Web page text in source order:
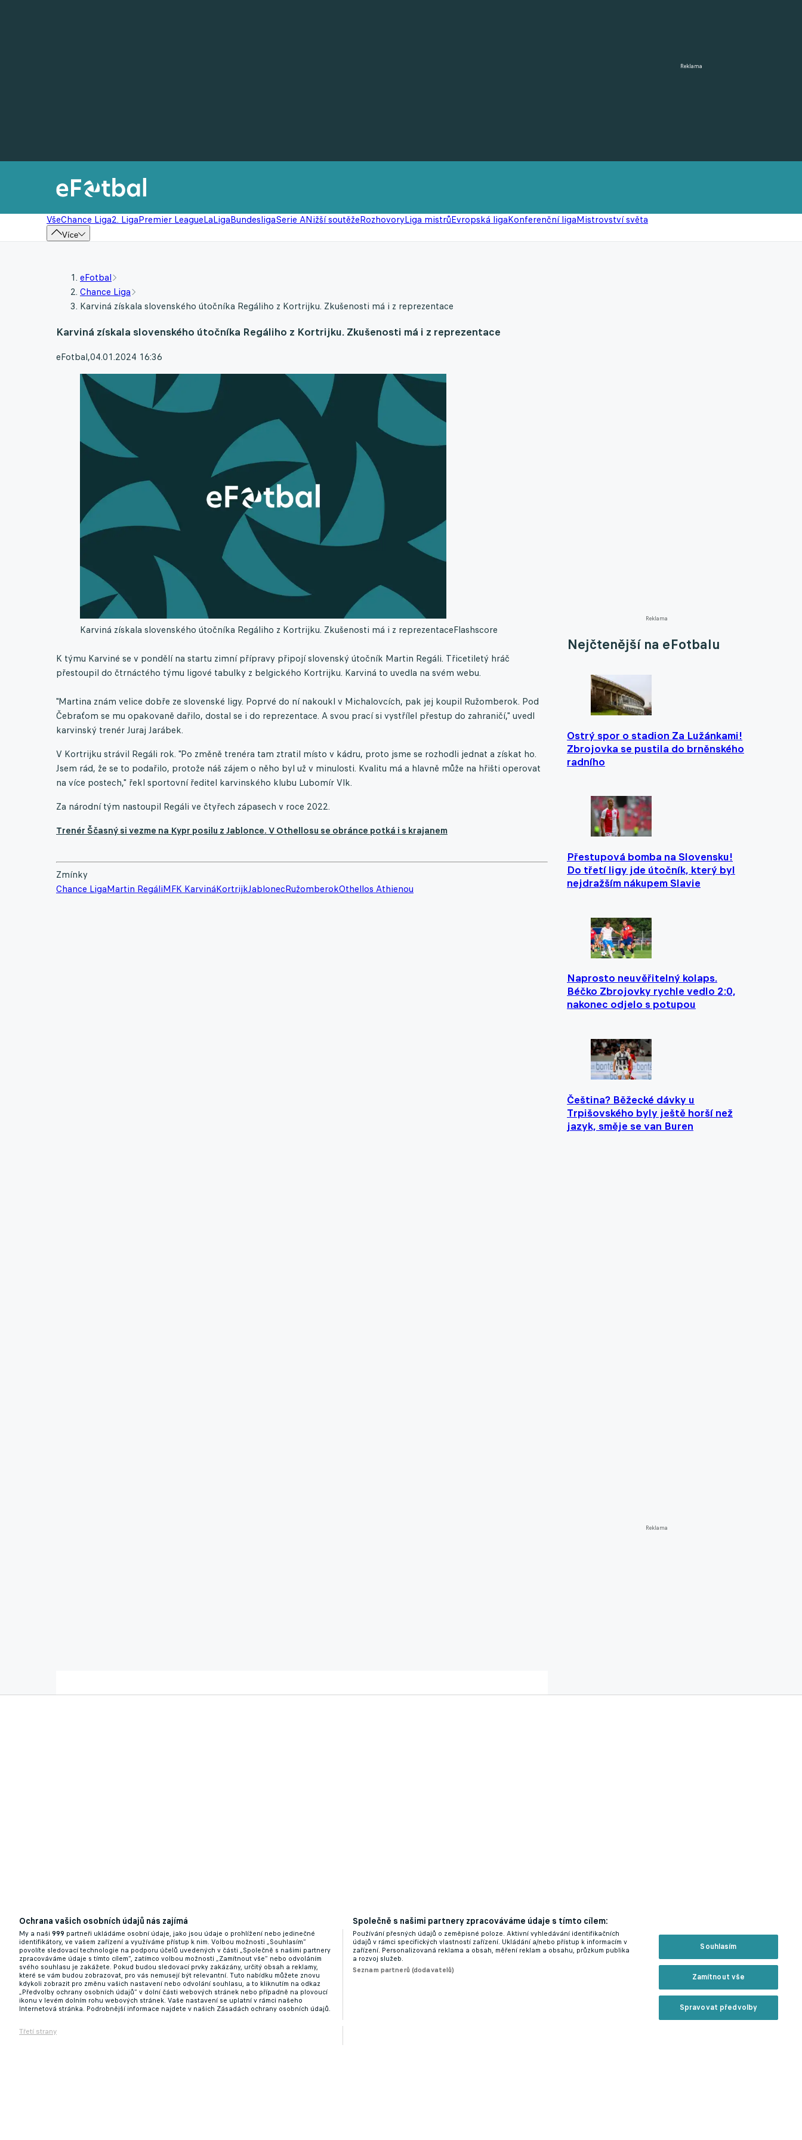
Reklama
VšeChance Liga2. LigaPremier LeagueLaLigaBundesligaSerie ANižší soutěžeRozhovoryLiga mistrůEvropská ligaKonferenční ligaMistrovství světa
Více
Reklama
Nejčtenější na eFotbalu
Ostrý spor o stadion Za Lužánkami!
Zbrojovka se pustila do brněnského
radního
Přestupová bomba na Slovensku!
Do třetí ligy jde útočník, který byl
nejdražším nákupem Slavie
Naprosto neuvěřitelný kolaps.
Béčko Zbrojovky rychle vedlo 2:0,
nakonec odjelo s potupou
Čeština? Běžecké dávky u
Trpišovského byly ještě horší než
jazyk, směje se van Buren
Reklama
eFotbal
Chance Liga
Karviná získala slovenského útočníka Regáliho z Kortrijku. Zkušenosti má i z reprezentace
Karviná získala slovenského útočníka Regáliho z Kortrijku. Zkušenosti má i z reprezentace
eFotbal,04.01.2024 16:36
Karviná získala slovenského útočníka Regáliho z Kortrijku. Zkušenosti má i z reprezentaceFlashscore
K týmu Karviné se v pondělí na startu zimní přípravy připojí slovenský útočník Martin Regáli. Třicetiletý hráč
přestoupil do čtrnáctého týmu ligové tabulky z belgického Kortrijku. Karviná to uvedla na svém webu.
"Martina znám velice dobře ze slovenské ligy. Poprvé do ní nakoukl v Michalovcích, pak jej koupil Ružomberok. Pod
Čebraťom se mu opakovaně dařilo, dostal se i do reprezentace. A svou prací si vystřílel přestup do zahraničí," uvedl
karvinský trenér Juraj Jarábek.
V Kortrijku strávil Regáli rok. "Po změně trenéra tam ztratil místo v kádru, proto jsme se rozhodli jednat a získat ho.
Jsem rád, že se to podařilo, protože náš zájem o něho byl už v minulosti. Kvalitu má a hlavně může na hřišti operovat
na více postech," řekl sportovní ředitel karvinského klubu Lubomír Vlk.
Za národní tým nastoupil Regáli ve čtyřech zápasech v roce 2022.
Trenér Ščasný si vezme na Kypr posilu z Jablonce. V Othellosu se obránce potká i s krajanem
Zmínky
Chance LigaMartin RegáliMFK KarvináKortrijkJablonecRužomberokOthellos Athienou
Ochrana vašich osobních údajů nás zajímá
My a naši 999 partneři ukládáme osobní údaje, jako jsou údaje o prohlížení nebo jedinečné
identifikátory, ve vašem zařízení a využíváme přístup k nim. Volbou možnosti „Souhlasím“
povolíte sledovací technologie na podporu účelů uvedených v části „Společně s našimi partnery
zpracováváme údaje s tímto cílem“, zatímco volbou možnosti „Zamítnout vše“ nebo odvoláním
svého souhlasu je zakážete. Pokud budou sledovací prvky zakázány, určitý obsah a reklamy,
které se vám budou zobrazovat, pro vás nemusejí být relevantní. Tuto nabídku můžete znovu
kdykoli zobrazit pro změnu vašich nastavení nebo odvolání souhlasu, a to kliknutím na odkaz
„Předvolby ochrany osobních údajů“ v dolní části webových stránek nebo případně na plovoucí
ikonu v levém dolním rohu webových stránek. Vaše nastavení se uplatní v rámci našeho
Internetová stránka. Podrobnější informace najdete v našich Zásadách ochrany osobních údajů.
Třetí strany
Společně s našimi partnery zpracováváme údaje s tímto cílem:
Používání přesných údajů o zeměpisné poloze. Aktivní vyhledávání identifikačních
údajů v rámci specifických vlastností zařízení. Ukládání a/nebo přístup k informacím v
zařízení. Personalizovaná reklama a obsah, měření reklam a obsahu, průzkum publika
a rozvoj služeb.
Seznam partnerů (dodavatelů)
Souhlasím
Zamítnout vše
Spravovat předvolby